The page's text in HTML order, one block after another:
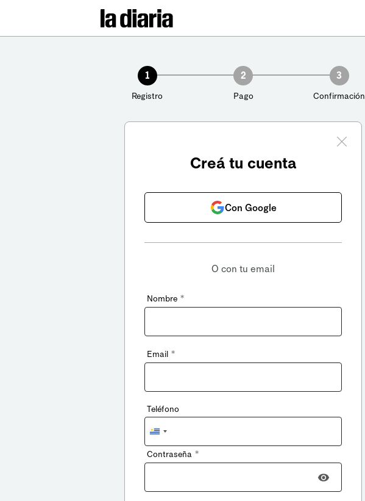
1
Registro
2
Pago
3
Confirmación
Creá tu cuenta
Con Google
O con tu email
Nombre *
Email *
Teléfono
Uruguay
+598
Contraseña *